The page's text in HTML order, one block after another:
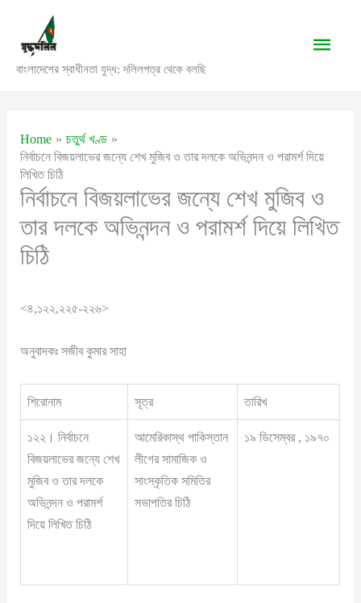
content
বাংলাদেশের স্বাধীনতা যুদ্ধ: দলিলপত্র থেকে বলছি
Main
Home
চতুর্থ খণ্ড
নির্বাচনে বিজয়লাভের জন্যে শেখ মুজিব ও তার দলকে অভিনন্দন ও পরামর্শ দিয়ে
লিখিত চিঠি
নির্বাচনে বিজয়লাভের জন্যে শেখ মুজিব ও
তার দলকে অভিনন্দন ও পরামর্শ দিয়ে লিখিত
চিঠি
<৪,১২২,২২৫-২২৬>
অনুবাদকঃ সজীব কুমার সাহা
শিরোনাম সূত্র তারিখ
১২২। নির্বাচনে
বিজয়লাভের জন্যে শেখ
মুজিব ও তার দলকে
অভিনন্দন ও পরামর্শ
দিয়ে লিখিত চিঠি
আমেরিকাস্থ পাকিস্তান
লীগের সামাজিক ও
সাংস্কৃতিক সমিতির
সভাপতির চিঠি
১৯ ডিসেম্বর , ১৯৭০